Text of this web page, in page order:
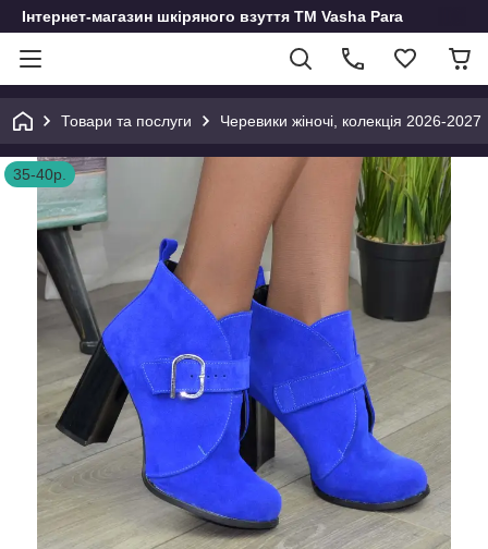
Інтернет-магазин шкіряного взуття ТМ Vasha Para
Товари та послуги Черевики жіночі, колекція 2026-2027
35-40р.